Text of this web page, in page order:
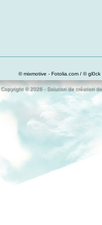
© mixmotive - Fotolia.com / ©
Copyright © 2026 - Solution de création